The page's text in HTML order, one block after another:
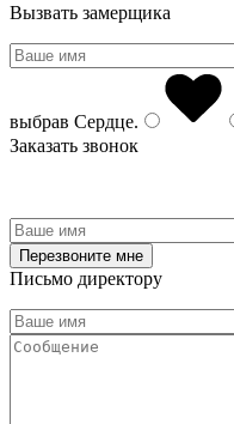
Вызвать замерщика
выбрав Сердце.
Заказать звонок
Письмо директору